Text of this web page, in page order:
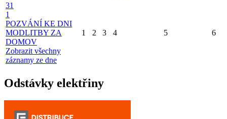
31
1
POZVÁNÍ KE DNI
MODLITBY ZA
DOMOV
Zobrazit všechny
záznamy ze dne
1 2 3 4 5 6
Odstávky elektřiny